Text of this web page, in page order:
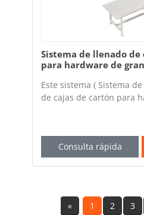
Sistema de llenado de
para hardware de
Este sistema ( Sistema
de cajas de cartón para
Consulta rápida
« 1 2 3